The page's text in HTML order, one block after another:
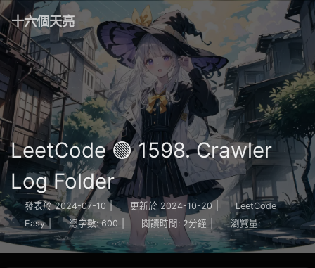
十六個天亮
LeetCode 🟢 1598. Crawler
Log Folder
發表於 2024-07-10 | 更新於 2024-10-20
LeetCode
Easy | 總字數: 600 閱讀時間: 2分鐘 瀏覽量: